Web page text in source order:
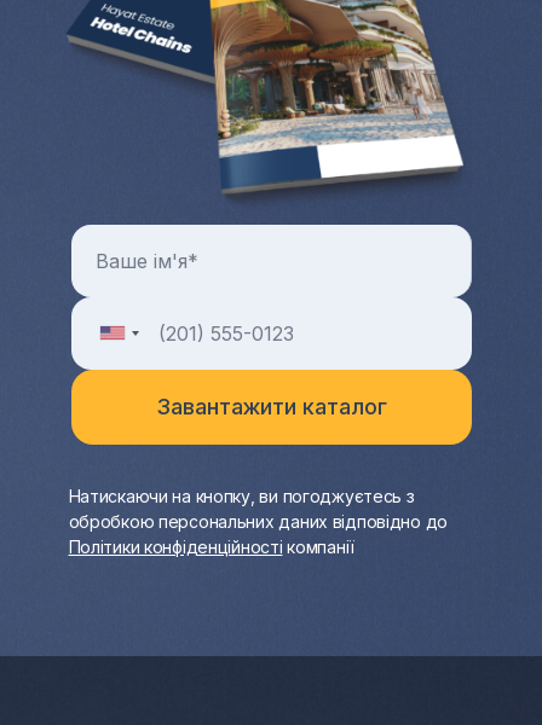
Натискаючи на кнопку, ви погоджуєтесь з
обробкою персональних даних відповідно до
Політики конфіденційності компанії